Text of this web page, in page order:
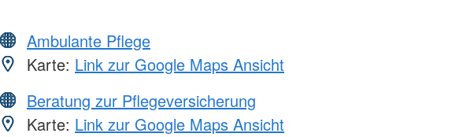
Ambulante Pflege
Karte: Link zur Google Maps Ansicht
Beratung zur Pflegeversicherung
Karte: Link zur Google Maps Ansicht